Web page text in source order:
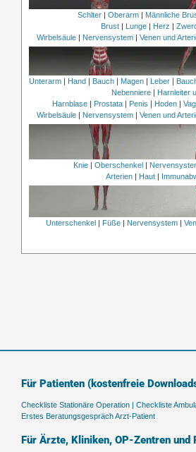
Schlter| Oberarm| Männliche
Brust| Lunge| Herz |
Wirbelsäule | Nervensystem | Venen und
Unterarm| Hand| Bauch| Magen| Leber|
Nebenniere| Harnleiter
Harnblase| Prostata| Penis | Hoden|
Wirbelsäule | Nervensystem | Venen und
Knie Oberschenkel
Arterien
Haut
Unterschenkel Füße| Nervensystem|
Für Patienten (kostenfreie
Checkliste Stationäre Operation | Checkliste
Erstes Beratungsgespräch Arzt-Patient
Für Ärzte, Kliniken, OP-Zentren und